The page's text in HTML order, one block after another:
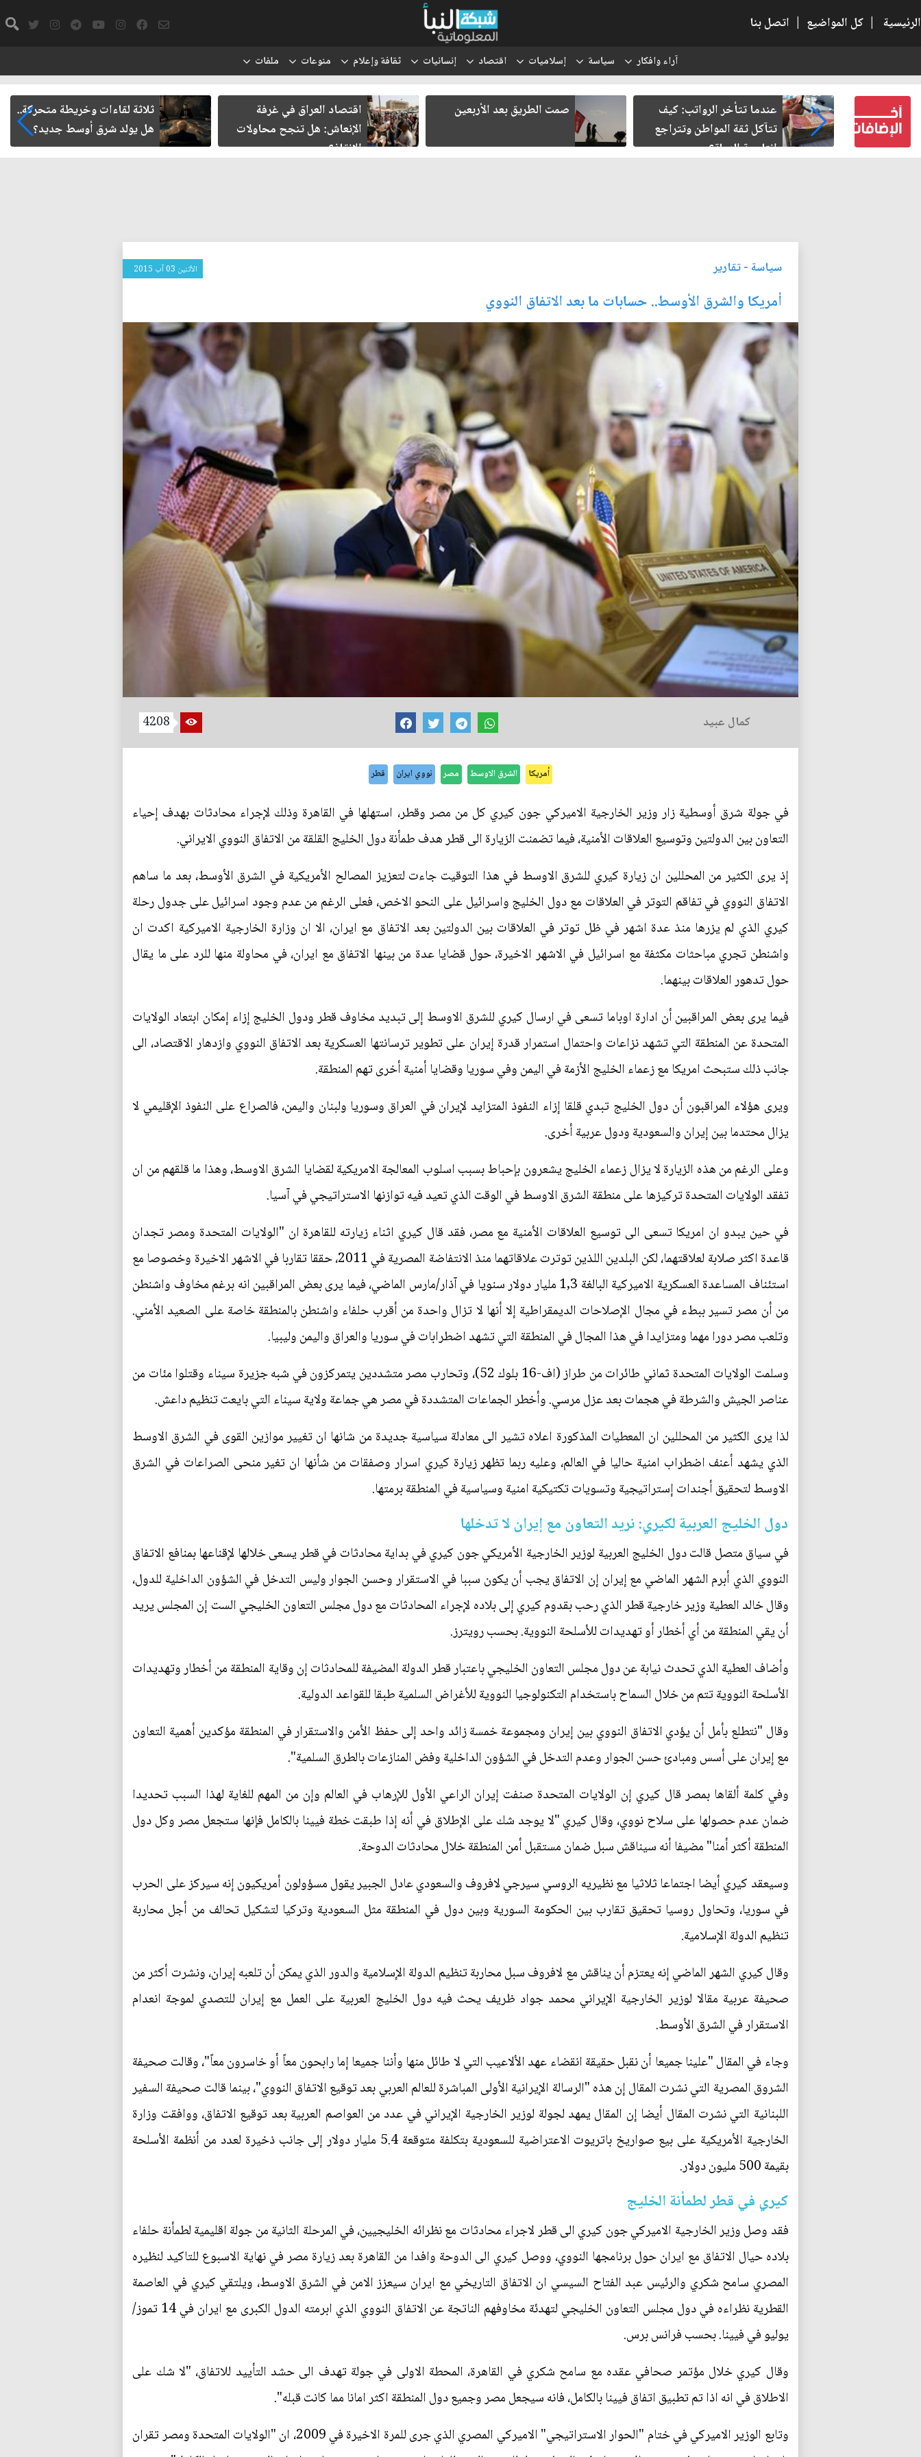
الرئيسية | كل المواضيع | اتصل بنا
آراء وافكار سياسة إسلاميات اقتصاد إنسانيات ثقافة وإعلام منوعات ملفات
حين
عندما تتأخر الرواتب: كيف
تتآكل ثقة المواطن وتتراجع
إنتاجية الدولة؟
صمت الطريق بعد الأربعين
اقتصاد العراق في غرفة
الإنعاش: هل تنجح محاولات
الإنقاذ؟
ثلاثة لقاءات وخريطة متحركة..
هل يولد شرق أوسط جديد؟
سياسة-تقارير الأثنين 03 آب 2015
أمريكا والشرق الأوسط.. حسابات ما بعد الاتفاق النووي
كمال عبيد 4208
أمريكا الشرق الاوسط مصر نووي ايران قطر
في جولة شرق أوسطية زار وزير الخارجية الاميركي جون كيري كل من مصر وقطر، استهلها في القاهرة وذلك لإجراء محادثات بهدف إحياء
التعاون بين الدولتين وتوسيع العلاقات الأمنية، فيما تضمنت الزيارة الى قطر هدف طمأنة دول الخليج القلقة من الاتفاق النووي الايراني.
إذ يرى الكثير من المحللين ان زيارة كيري للشرق الاوسط في هذا التوقيت جاءت لتعزيز المصالح الأمريكية في الشرق الأوسط، بعد ما ساهم
الاتفاق النووي في تفاقم التوتر في العلاقات مع دول الخليج واسرائيل على النحو الاخص، فعلى الرغم من عدم وجود اسرائيل على جدول رحلة
كيري الذي لم يزرها منذ عدة اشهر في ظل توتر في العلاقات بين الدولتين بعد الاتفاق مع ايران، الا ان وزارة الخارجية الاميركية اكدت ان
واشنطن تجري مباحثات مكثفة مع اسرائيل في الاشهر الاخيرة، حول قضايا عدة من بينها الاتفاق مع ايران، في محاولة منها للرد على ما يقال
حول تدهور العلاقات بينهما.
فيما يرى بعض المراقبين أن ادارة اوباما تسعى في ارسال كيري للشرق الاوسط إلى تبديد مخاوف قطر ودول الخليج إزاء إمكان ابتعاد الولايات
المتحدة عن المنطقة التي تشهد نزاعات واحتمال استمرار قدرة إيران على تطوير ترسانتها العسكرية بعد الاتفاق النووي وازدهار الاقتصاد، الى
جانب ذلك ستبحث امريكا مع زعماء الخليج الأزمة في اليمن وفي سوريا وقضايا أمنية أخرى تهم المنطقة.
ويرى هؤلاء المراقبون أن دول الخليج تبدي قلقا إزاء النفوذ المتزايد لإيران في العراق وسوريا ولبنان واليمن، فالصراع على النفوذ الإقليمي لا
يزال محتدما بين إيران والسعودية ودول عربية أخرى.
وعلى الرغم من هذه الزيارة لا يزال زعماء الخليج يشعرون بإحباط بسبب اسلوب المعالجة الامريكية لقضايا الشرق الاوسط، وهذا ما قلقهم من ان
تفقد الولايات المتحدة تركيزها على منطقة الشرق الاوسط في الوقت الذي تعيد فيه توازنها الاستراتيجي في آسيا.
في حين يبدو ان امريكا تسعى الى توسيع العلاقات الأمنية مع مصر، فقد قال كيري اثناء زيارته للقاهرة ان "الولايات المتحدة ومصر تجدان
قاعدة اكثر صلابة لعلاقتهما، لكن البلدين اللذين توترت علاقاتهما منذ الانتفاضة المصرية في 2011، حققا تقاربا في الاشهر الاخيرة وخصوصا مع
استئناف المساعدة العسكرية الاميركية البالغة 1,3 مليار دولار سنويا في آذار/مارس الماضي، فيما يرى بعض المراقبين انه برغم مخاوف واشنطن
من أن مصر تسير ببطء في مجال الإصلاحات الديمقراطية إلا أنها لا تزال واحدة من أقرب حلفاء واشنطن بالمنطقة خاصة على الصعيد الأمني.
وتلعب مصر دورا مهما ومتزايدا في هذا المجال في المنطقة التي تشهد اضطرابات في سوريا والعراق واليمن وليبيا.
وسلمت الولايات المتحدة ثماني طائرات من طراز (اف-16 بلوك 52)، وتحارب مصر متشددين يتمركزون في شبه جزيرة سيناء وقتلوا مئات من
عناصر الجيش والشرطة في هجمات بعد عزل مرسي. وأخطر الجماعات المتشددة في مصر هي جماعة ولاية سيناء التي بايعت تنظيم داعش.
لذا يرى الكثير من المحللين ان المعطيات المذكورة اعلاه تشير الى معادلة سياسية جديدة من شانها ان تغيير موازين القوى في الشرق الاوسط
الذي يشهد أعنف اضطراب امنية حاليا في العالم، وعليه ربما تظهر زيارة كيري اسرار وصفقات من شأنها ان تغير منحى الصراعات في الشرق
الاوسط لتحقيق أجندات إستراتيجية وتسويات تكتيكية امنية وسياسية في المنطقة برمتها.
دول الخليج العربية لكيري: نريد التعاون مع إيران لا تدخلها
في سياق متصل قالت دول الخليج العربية لوزير الخارجية الأمريكي جون كيري في بداية محادثات في قطر يسعى خلالها لإقناعها بمنافع الاتفاق
النووي الذي أبرم الشهر الماضي مع إيران إن الاتفاق يجب أن يكون سببا في الاستقرار وحسن الجوار وليس التدخل في الشؤون الداخلية للدول،
وقال خالد العطية وزير خارجية قطر الذي رحب بقدوم كيري إلى بلاده لإجراء المحادثات مع دول مجلس التعاون الخليجي الست إن المجلس يريد
أن يقي المنطقة من أي أخطار أو تهديدات للأسلحة النووية. بحسب رويترز.
وأضاف العطية الذي تحدث نيابة عن دول مجلس التعاون الخليجي باعتبار قطر الدولة المضيفة للمحادثات إن وقاية المنطقة من أخطار وتهديدات
الأسلحة النووية تتم من خلال السماح باستخدام التكنولوجيا النووية للأغراض السلمية طبقا للقواعد الدولية.
وقال "نتطلع بأمل أن يؤدي الاتفاق النووي بين إيران ومجموعة خمسة زائد واحد إلى حفظ الأمن والاستقرار في المنطقة مؤكدين أهمية التعاون
مع إيران على أسس ومبادئ حسن الجوار وعدم التدخل في الشؤون الداخلية وفض المنازعات بالطرق السلمية".
وفي كلمة ألقاها بمصر قال كيري إن الولايات المتحدة صنفت إيران الراعي الأول للإرهاب في العالم وإن من المهم للغاية لهذا السبب تحديدا
ضمان عدم حصولها على سلاح نووي، وقال كيري "لا يوجد شك على الإطلاق في أنه إذا طبقت خطة فيينا بالكامل فإنها ستجعل مصر وكل دول
المنطقة أكثر أمنا" مضيفا أنه سيناقش سبل ضمان مستقبل أمن المنطقة خلال محادثات الدوحة.
وسيعقد كيري أيضا اجتماعا ثلاثيا مع نظيريه الروسي سيرجي لافروف والسعودي عادل الجبير يقول مسؤولون أمريكيون إنه سيركز على الحرب
في سوريا، وتحاول روسيا تحقيق تقارب بين الحكومة السورية وبين دول في المنطقة مثل السعودية وتركيا لتشكيل تحالف من أجل محاربة
تنظيم الدولة الإسلامية.
وقال كيري الشهر الماضي إنه يعتزم أن يناقش مع لافروف سبل محاربة تنظيم الدولة الإسلامية والدور الذي يمكن أن تلعبه إيران، ونشرت أكثر من
صحيفة عربية مقالا لوزير الخارجية الإيراني محمد جواد ظريف يحث فيه دول الخليج العربية على العمل مع إيران للتصدي لموجة انعدام
الاستقرار في الشرق الأوسط.
وجاء في المقال "علينا جميعا أن نقبل حقيقة انقضاء عهد الألاعيب التي لا طائل منها وأننا جميعا إما رابحون معاً أو خاسرون معاً"، وقالت صحيفة
الشروق المصرية التي نشرت المقال إن هذه "الرسالة الإيرانية الأولى المباشرة للعالم العربي بعد توقيع الاتفاق النووي"، بينما قالت صحيفة السفير
اللبنانية التي نشرت المقال أيضا إن المقال يمهد لجولة لوزير الخارجية الإيراني في عدد من العواصم العربية بعد توقيع الاتفاق، ووافقت وزارة
الخارجية الأمريكية على بيع صواريخ باتريوت الاعتراضية للسعودية بتكلفة متوقعة 5.4 مليار دولار إلى جانب ذخيرة لعدد من أنظمة الأسلحة
بقيمة 500 مليون دولار.
كيري في قطر لطمأنة الخليج
فقد وصل وزير الخارجية الاميركي جون كيري الى قطر لاجراء محادثات مع نظرائه الخليجيين، في المرحلة الثانية من جولة اقليمية لطمأنة حلفاء
بلاده حيال الاتفاق مع ايران حول برنامجها النووي، ووصل كيري الى الدوحة وافدا من القاهرة بعد زيارة مصر في نهاية الاسبوع للتاكيد لنظيره
المصري سامح شكري والرئيس عبد الفتاح السيسي ان الاتفاق التاريخي مع ايران سيعزز الامن في الشرق الاوسط، ويلتقي كيري في العاصمة
القطرية نظراءه في دول مجلس التعاون الخليجي لتهدئة مخاوفهم الناتجة عن الاتفاق النووي الذي ابرمته الدول الكبرى مع ايران في 14 تموز/
يوليو في فيينا. بحسب فرانس برس.
وقال كيري خلال مؤتمر صحافي عقده مع سامح شكري في القاهرة، المحطة الاولى في جولة تهدف الى حشد التأييد للاتفاق، "لا شك على
الاطلاق في انه اذا تم تطبيق اتفاق فيينا بالكامل، فانه سيجعل مصر وجميع دول المنطقة اكثر امانا مما كانت قبله".
وتابع الوزير الاميركي في ختام "الحوار الاستراتيجي" الاميركي المصري الذي جرى للمرة الاخيرة في 2009، ان "الولايات المتحدة ومصر تقران